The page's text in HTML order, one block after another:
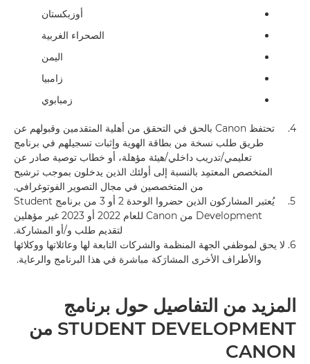
أوزبكستان
الصحراء الغربية
اليمن
زامبيا
زمبابوي
4.
تحتفظ Canon بالحق في التحقق من أهلية المتقدمين وقبولهم عن
طريق طلب نسخة من بطاقة الهوية وإثبات تسجيلهم في برنامج
تعليمي/تدريب داخلي/هيئة مؤهلة، أو خطاب توصية صادر عن
المتخصص المعتمِد بالنسبة إلى أولئك الذين يدخلون بموجب ترشيح
من المتخصصين في مجال التصوير الفوتوغرافي.
5.
يُعتبر المشاركون الذين حضروا الوحدة 2 أو 3 من برنامج Student
Development من Canon للعام 2022 أو 2023 غير مؤهلين
لتقديم طلب و/أو المشاركة.
6. لا يحق لموظفي الجهة المنظمة والشركات التابعة لها وعائلاتها ووكلائها
والأطراف الأخرى المشارَكة مباشرة في هذا البرنامج والرعاية.
المزيد من التفاصيل حول برنامج
STUDENT DEVELOPMENT من
CANON